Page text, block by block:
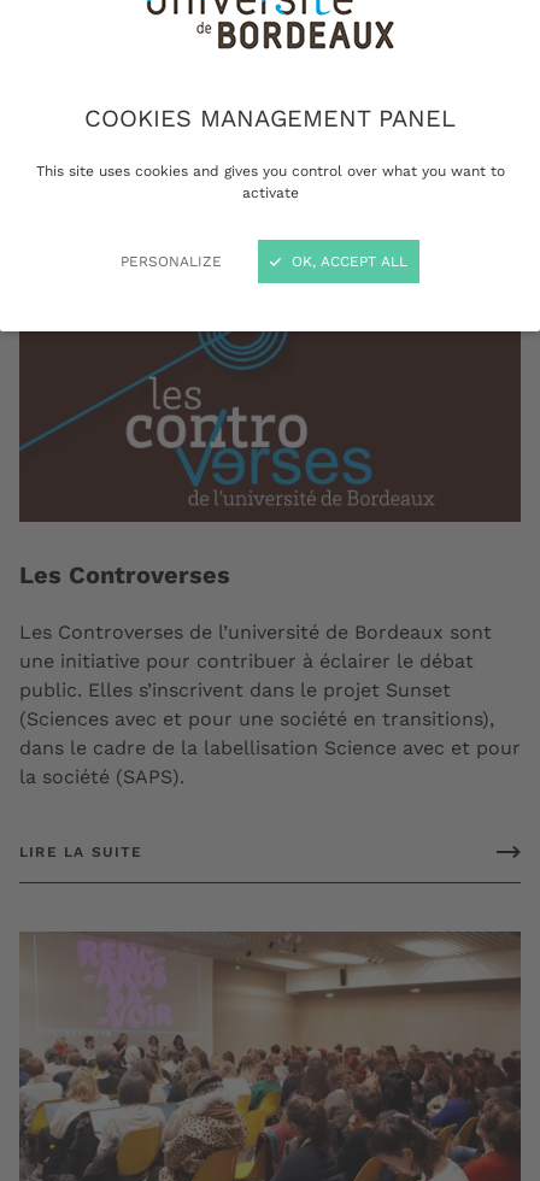
COOKIES MANAGEMENT PANEL
This site uses cookies and gives you control over what you want to
activate
PERSONALIZE OK, ACCEPT ALL
Bordeaux propose des évènements où débats
et controverses se mêlent pour acquérir les
Les Controverses
Les Controverses de l’université de Bordeaux sont
une initiative pour contribuer à éclairer le débat
public. Elles s’inscrivent dans le projet Sunset
(Sciences avec et pour une société en transitions),
dans le cadre de la labellisation Science avec et pour
la société (SAPS).
LIRE LA SUITE